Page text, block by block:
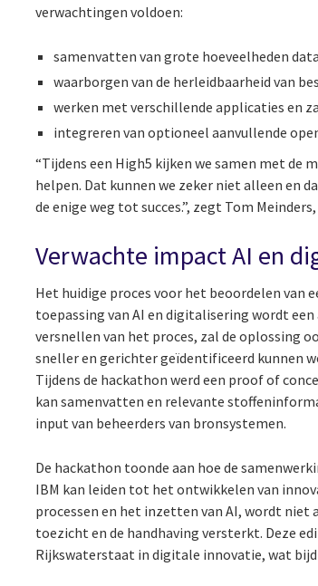
verwachtingen voldoen:
samenvatten van grote hoeveelheden
waarborgen van de herleidbaarheid van
werken met verschillende applicaties en
integreren van optioneel aanvullende
“Tijdens een High5 kijken we samen met de
helpen. Dat kunnen we zeker niet alleen en
de enige weg tot succes.”, zegt Tom
Verwachte impact AI en
Het huidige proces voor het beoordelen van
toepassing van AI en digitalisering wordt
versnellen van het proces, zal de oplossing
sneller en gerichter geïdentificeerd kunnen
Tijdens de hackathon werd een proof of
kan samenvatten en relevante
input van beheerders van bronsystemen.
De hackathon toonde aan hoe de
IBM kan leiden tot het ontwikkelen van
processen en het inzetten van AI, wordt
toezicht en de handhaving versterkt. Deze
Rijkswaterstaat in digitale innovatie, wat